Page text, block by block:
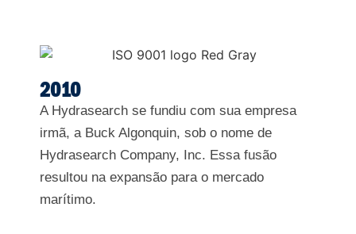
2010
A Hydrasearch se fundiu com sua empresa
irmã, a Buck Algonquin, sob o nome de
Hydrasearch Company, Inc. Essa fusão
resultou na expansão para o mercado
marítimo.